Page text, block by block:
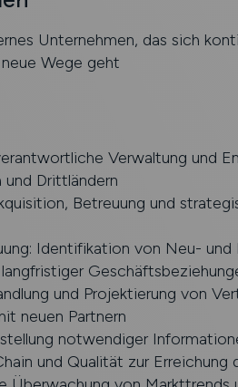
Unternehmen, das sich
Wege geht
Verwaltung und
Drittländern
Betreuung und
Identifikation von Neu- und
und Projektierung von
neuen Partnern
notwendiger
und Qualität zur Erreichung